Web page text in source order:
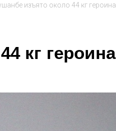
изъято около 44 кг героина
кг героина